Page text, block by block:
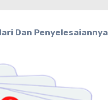
Dan Penyelesaiannya